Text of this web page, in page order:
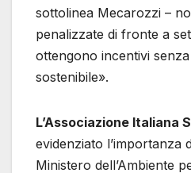
sottolinea Mecarozzi –
penalizzate di fronte a
ottengono incentivi
sostenibile».
L’Associazione Italiana
evidenziato l’importanza
Ministero dell’Ambiente